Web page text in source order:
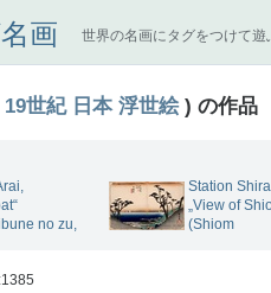
画 世界の名画にタグをつけて遊
19世紀 日本 浮世絵) の作品
no zu,
Station
„View of
(Shiom